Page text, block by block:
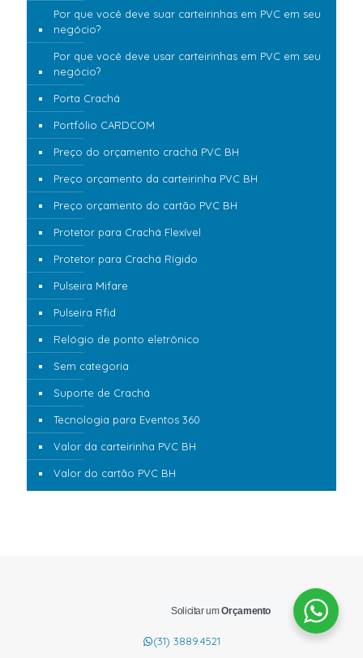
Por que você deve suar carteirinhas em PVC em seu
negócio?
Por que você deve usar carteirinhas em PVC em seu
negócio?
Porta Crachá
Portfólio CARDCOM
Preço do orçamento crachá PVC BH
Preço orçamento da carteirinha PVC BH
Preço orçamento do cartão PVC BH
Protetor para Crachá Flexível
Protetor para Crachá Rígido
Pulseira Mifare
Pulseira Rfid
Relógio de ponto eletrônico
Sem categoria
Suporte de Crachá
Tecnologia para Eventos 360
Valor da carteirinha PVC BH
Valor do cartão PVC BH
(31) 3889.4521
Solicitar umOrçamento